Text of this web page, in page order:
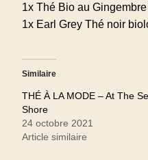
1x Thé Bio au
1x Earl Grey Thé noir
Similaire
THÉ À LA MODE – At The
Shore
24 octobre 2021
Article similaire